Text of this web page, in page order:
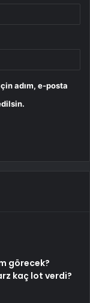
adım, e-posta
görecek?
kaç lot verdi?